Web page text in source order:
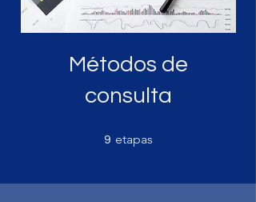
Métodos de
consulta
9 etapas